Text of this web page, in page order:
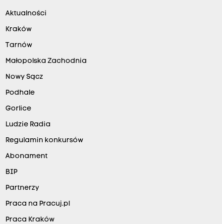
Aktualności
Kraków
Tarnów
Małopolska Zachodnia
Nowy Sącz
Podhale
Gorlice
Ludzie Radia
Regulamin konkursów
Abonament
BIP
Partnerzy
Praca na Pracuj.pl
Praca Kraków